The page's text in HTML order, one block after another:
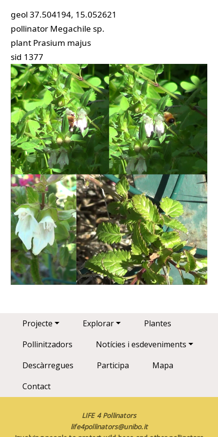
geol 37.504194, 15.052621
pollinator Megachile sp.
plant Prasium majus
sid 1377
Main navigation
Projecte Explorar
Plantes
Pollinitzadors
Notícies i esdeveniments
Descàrregues
Participa
Mapa
Contact
LIFE 4 Pollinators
life4pollinators@unibo.it